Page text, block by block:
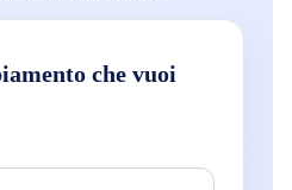
che vuoi